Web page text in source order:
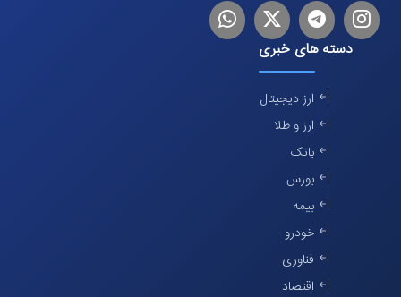
اینستاگرام
تلگرام توییترلینکدین
دسته های خبری
ارز دیجیتال
ارز و طلا
بانک
بورس
بیمه
خودرو
فناوری
اقتصاد